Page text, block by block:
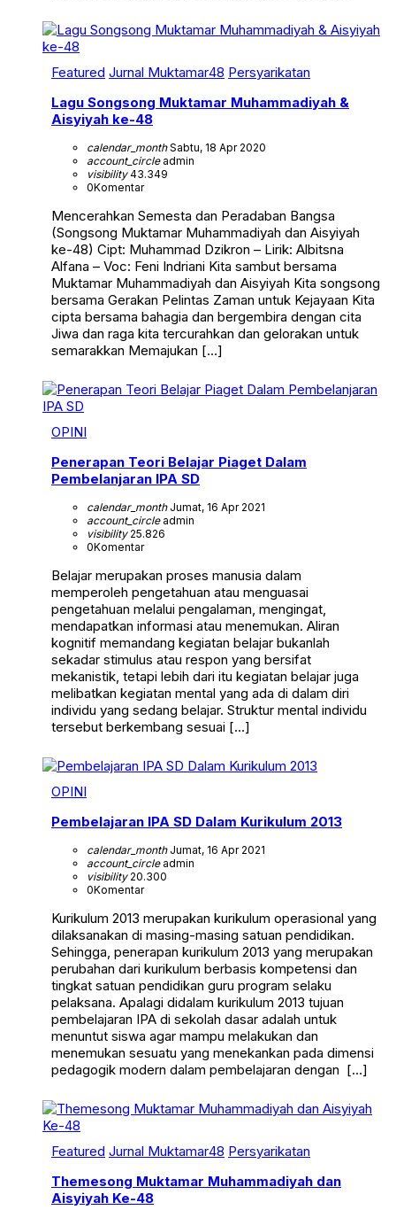
Featured Jurnal Muktamar48 Persyarikatan
Lagu Songsong Muktamar Muhammadiyah &
Aisyiyah ke-48
calendar_monthSabtu, 18 Apr 2020
account_circleadmin
visibility43.349
0Komentar
Mencerahkan Semesta dan Peradaban Bangsa
(Songsong Muktamar Muhammadiyah dan Aisyiyah
ke-48) Cipt: Muhammad Dzikron – Lirik: Albitsna
Alfana – Voc: Feni Indriani Kita sambut bersama
Muktamar Muhammadiyah dan Aisyiyah Kita songsong
bersama Gerakan Pelintas Zaman untuk Kejayaan Kita
cipta bersama bahagia dan bergembira dengan cita
Jiwa dan raga kita tercurahkan dan gelorakan untuk
semarakkan Memajukan […]
OPINI
Penerapan Teori Belajar Piaget Dalam
Pembelanjaran IPA SD
calendar_monthJumat, 16 Apr 2021
account_circleadmin
visibility25.826
0Komentar
Belajar merupakan proses manusia dalam
memperoleh pengetahuan atau menguasai
pengetahuan melalui pengalaman, mengingat,
mendapatkan informasi atau menemukan. Aliran
kognitif memandang kegiatan belajar bukanlah
sekadar stimulus atau respon yang bersifat
mekanistik, tetapi lebih dari itu kegiatan belajar juga
melibatkan kegiatan mental yang ada di dalam diri
individu yang sedang belajar. Struktur mental individu
tersebut berkembang sesuai […]
OPINI
Pembelajaran IPA SD Dalam Kurikulum 2013
calendar_monthJumat, 16 Apr 2021
account_circleadmin
visibility20.300
0Komentar
Kurikulum 2013 merupakan kurikulum operasional yang
dilaksanakan di masing-masing satuan pendidikan.
Sehingga, penerapan kurikulum 2013 yang merupakan
perubahan dari kurikulum berbasis kompetensi dan
tingkat satuan pendidikan guru program selaku
pelaksana. Apalagi didalam kurikulum 2013 tujuan
pembelajaran IPA di sekolah dasar adalah untuk
menuntut siswa agar mampu melakukan dan
menemukan sesuatu yang menekankan pada dimensi
pedagogik modern dalam pembelajaran dengan […]
Featured Jurnal Muktamar48 Persyarikatan
Themesong Muktamar Muhammadiyah dan
Aisyiyah Ke-48